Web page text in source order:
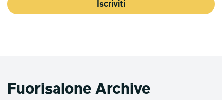
Iscriviti
Fuorisalone Archive